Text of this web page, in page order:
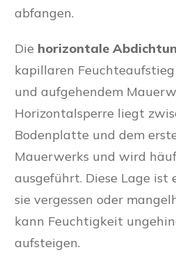
abfangen.
Die horizontale
kapillaren
und aufgehendem
Horizontalsperre liegt
Bodenplatte und dem
Mauerwerks und wird
ausgeführt. Diese Lage ist
sie vergessen oder
kann Feuchtigkeit
aufsteigen.